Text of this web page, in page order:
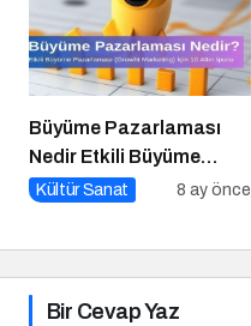
Büyüme Pazarlaması
Nedir Etkili Büyüme
Pazarlaması için 10
Kültür Sanat 8 ay önce
Bir Cevap Yaz